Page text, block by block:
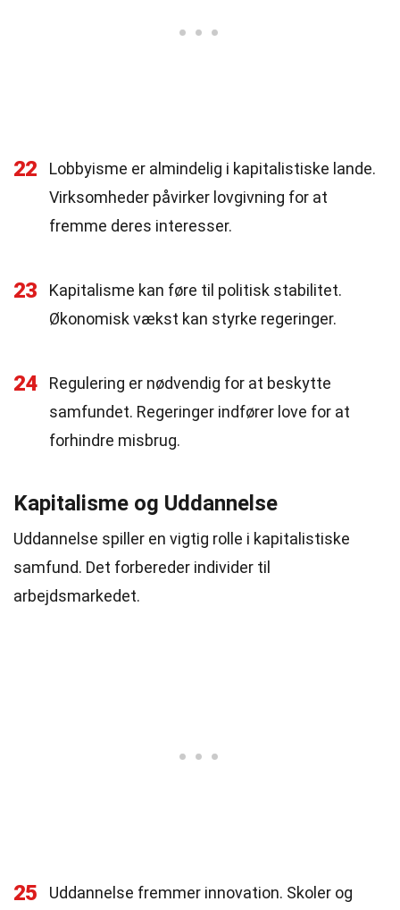
22
Lobbyisme er almindelig i kapitalistiske lande.
Virksomheder påvirker lovgivning for at
fremme deres interesser.
23
Kapitalisme kan føre til politisk stabilitet.
Økonomisk vækst kan styrke regeringer.
24
Regulering er nødvendig for at beskytte
samfundet. Regeringer indfører love for at
forhindre misbrug.
Kapitalisme og Uddannelse
Uddannelse spiller en vigtig rolle i kapitalistiske
samfund. Det forbereder individer til
arbejdsmarkedet.
25
Uddannelse fremmer innovation. Skoler og